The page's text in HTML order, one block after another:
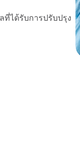
ได้รับการปรับปรุง